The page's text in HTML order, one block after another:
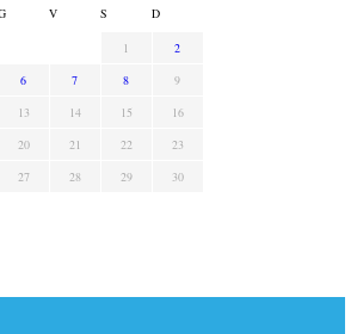
V S D
1
2
6 7 8
9
13 14 15
16
20 21 22
23
27 28 29
30